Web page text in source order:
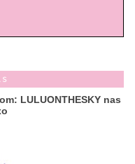
LULUONTHESKY nas